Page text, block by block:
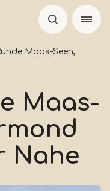
Maas-Seen,
Maas-
Nahe